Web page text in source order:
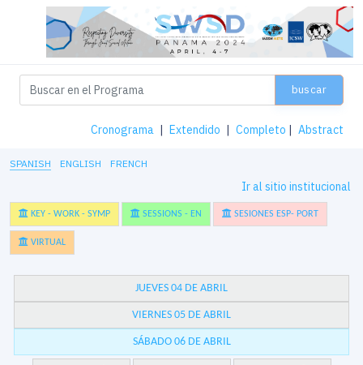
buscar
Cronograma | Extendido | Completo | Abstract
SPANISH ENGLISH FRENCH
Ir al sitio institucional
KEY - WORK - SYMP SESSIONS - EN SESIONES ESP- PORT
VIRTUAL
JUEVES 04 DE ABRIL
VIERNES 05 DE ABRIL
SÁBADO 06 DE ABRIL